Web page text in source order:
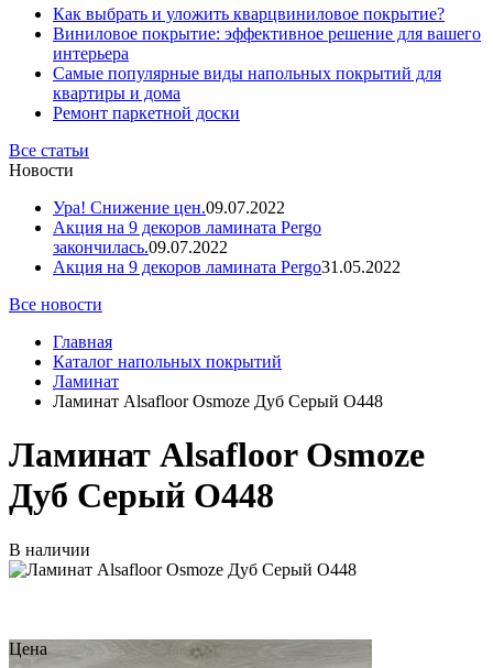
Как выбрать и уложить кварцвиниловое покрытие?
Виниловое покрытие: эффективное решение для вашего
интерьера
Самые популярные виды напольных покрытий для
квартиры и дома
Ремонт паркетной доски
Все статьи
Новости
Ура! Снижение цен.09.07.2022
Акция на 9 декоров ламината Pergo
закончилась.09.07.2022
Акция на 9 декоров ламината Pergo31.05.2022
Все новости
Главная
Каталог напольных покрытий
Ламинат
Ламинат Alsafloor Osmoze Дуб Серый О448
Ламинат Alsafloor Osmoze
Дуб Серый О448
В наличии
Цена